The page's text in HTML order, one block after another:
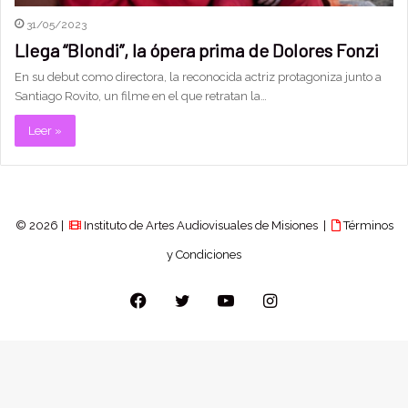
31/05/2023
Llega “Blondi”, la ópera prima de Dolores Fonzi
En su debut como directora, la reconocida actriz protagoniza junto a
Santiago Rovito, un filme en el que retratan la…
Leer »
© 2026 | Instituto de Artes Audiovisuales de Misiones | Términos
y Condiciones
Facebook
Twitter YouTubeInstagram